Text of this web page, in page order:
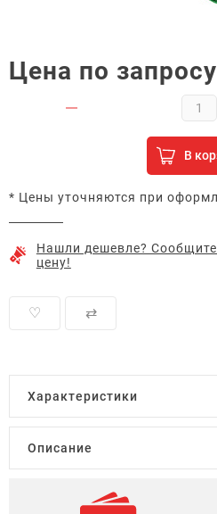
Цена по запросу
В
* Цены уточняются при
Нашли дешевле?
цену!
♡ ⇄
Характеристики
Описание